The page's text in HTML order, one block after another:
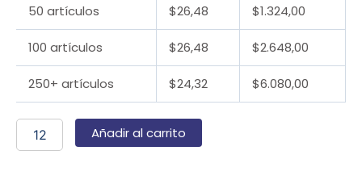
50 artículos $26,48 $1.324,00
100 artículos $26,48 $2.648,00
250+ artículos $24,32 $6.080,00
Añadir al carrito